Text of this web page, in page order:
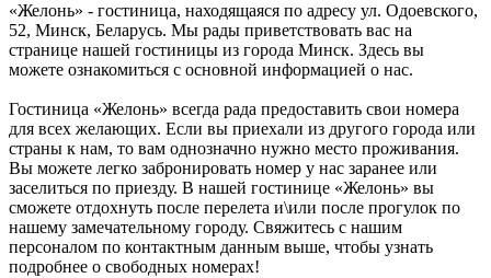
«Желонь» - гостиница, находящаяся по адресу ул. Одоевского,
52, Минск, Беларусь. Мы рады приветствовать вас на
странице нашей гостиницы из города Минск. Здесь вы
можете ознакомиться с основной информацией о нас.
Гостиница «Желонь» всегда рада предоставить свои номера
для всех желающих. Если вы приехали из другого города или
страны к нам, то вам однозначно нужно место проживания.
Вы можете легко забронировать номер у нас заранее или
заселиться по приезду. В нашей гостинице «Желонь» вы
сможете отдохнуть после перелета и\или после прогулок по
нашему замечательному городу. Свяжитесь с нашим
персоналом по контактным данным выше, чтобы узнать
подробнее о свободных номерах!